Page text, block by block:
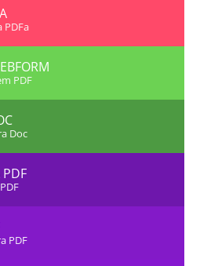
PDFa
PDF
Doc
PDF
PDF